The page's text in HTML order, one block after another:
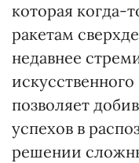
которая когда-
ракетам
недавнее
позволяет
успехов в
решении